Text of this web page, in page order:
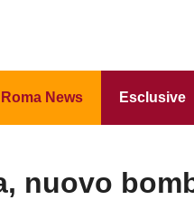
News Esclusive
nuovo